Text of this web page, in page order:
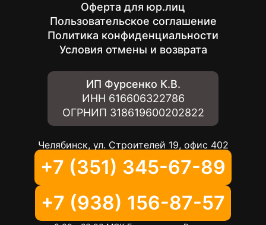
Оферта для юр.лиц
Пользовательское соглашение
Политика конфиденциальности
Условия отмены и возврата
ИП Фурсенко К.В.
ИНН 616606322786
ОГРНИП 318619600202822
Челябинск, ул. Строителей 19, офис 402
+7 (351) 345-67-89
+7 (938) 156-87-57